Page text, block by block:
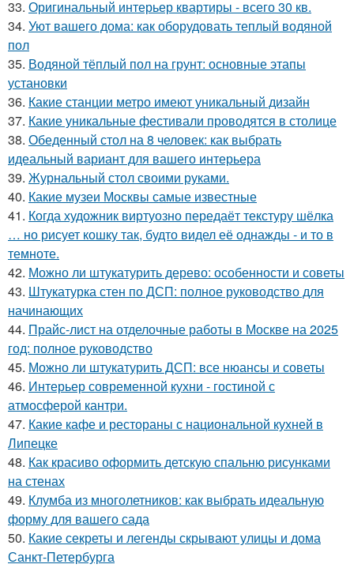
33. Оригинальный интерьер квартиры - всего 30 кв.
34. Уют вашего дома: как оборудовать теплый водяной
пол
35. Водяной тёплый пол на грунт: основные этапы
установки
36. Какие станции метро имеют уникальный дизайн
37. Какие уникальные фестивали проводятся в столице
38. Обеденный стол на 8 человек: как выбрать
идеальный вариант для вашего интерьера
39. Журнальный стол своими руками.
40. Какие музеи Москвы самые известные
41. Когда художник виртуозно передаёт текстуру шёлка
… но рисует кошку так, будто видел её однажды - и то в
темноте.
42. Можно ли штукатурить дерево: особенности и советы
43. Штукатурка стен по ДСП: полное руководство для
начинающих
44. Прайс-лист на отделочные работы в Москве на 2025
год: полное руководство
45. Можно ли штукатурить ДСП: все нюансы и советы
46. Интерьер современной кухни - гостиной с
атмосферой кантри.
47. Какие кафе и рестораны с национальной кухней в
Липецке
48. Как красиво оформить детскую спальню рисунками
на стенах
49. Клумба из многолетников: как выбрать идеальную
форму для вашего сада
50. Какие секреты и легенды скрывают улицы и дома
Санкт-Петербурга